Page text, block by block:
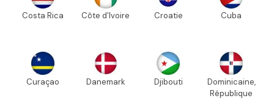
Costa Rica Côte d'Ivoire Croatie Cuba
Curaçao Danemark Djibouti
Dominicaine,
République